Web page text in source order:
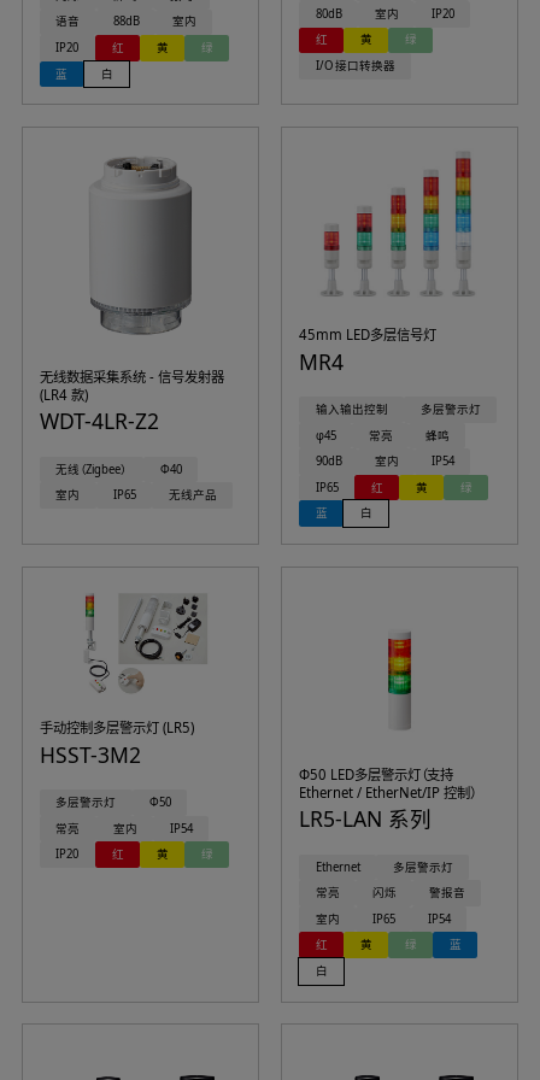
语音
88dB
室内
IP20
红 黄
绿
蓝
白
80dB 室内
IP20
红
黄
绿
I/O 接口转换器
无线数据采集系统 - 信号发射器
(LR4 款)
WDT-4LR-Z2
无线（Zigbee）
Φ40
室内
IP65 无线产品
45mm LED多层信号灯
MR4
输入输出控制
多层警示灯
φ45
常亮
蜂鸣
90dB
室内
IP54
IP65
红 黄
绿
蓝
白
手动控制多层警示灯 (LR5)
HSST-3M2
多层警示灯
Φ50
常亮
室内
IP54
IP20
红 黄 绿
Φ50 LED多层警示灯（支持
Ethernet / EtherNet/IP 控制）
LR5-LAN 系列
Ethernet
多层警示灯
常亮
闪烁
警报音
室内
IP65
IP54
红
黄 绿
蓝
白